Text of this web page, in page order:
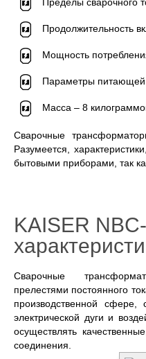
Продолжительность
Мощность
Параметры питающей
Масса – 8
Сварочные
Разумеется,
бытовыми приборами, так
KAISER
Сварочные
прелестями постоянного
производственной сфере,
электрической дуги и
осуществлять
соединения.